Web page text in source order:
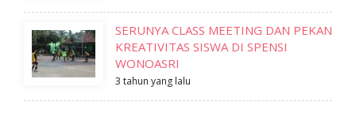
SERUNYA CLASS MEETING DAN PEKAN
KREATIVITAS SISWA DI SPENSI
WONOASRI
3 tahun yang lalu